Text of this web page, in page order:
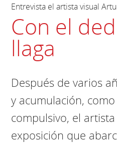
Entrevista el artista visual
Con el
llaga
Después de varios
y acumulación,
compulsivo, el
exposición que